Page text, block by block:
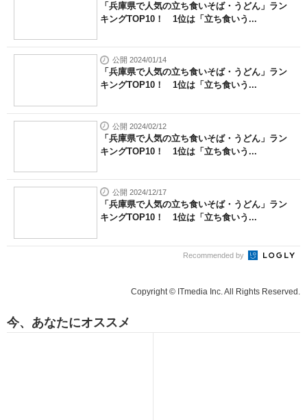
「兵庫県で人気の立ち食いそば・うどん」ラン
キングTOP10！ 1位は「立ち食いう...
公開 2024/01/14
「兵庫県で人気の立ち食いそば・うどん」ラン
キングTOP10！ 1位は「立ち食いう...
公開 2024/02/12
「兵庫県で人気の立ち食いそば・うどん」ラン
キングTOP10！ 1位は「立ち食いう...
公開 2024/12/17
「兵庫県で人気の立ち食いそば・うどん」ラン
キングTOP10！ 1位は「立ち食いう...
Recommended by
Copyright © ITmedia Inc. All Rights Reserved.
今、あなたにオススメ